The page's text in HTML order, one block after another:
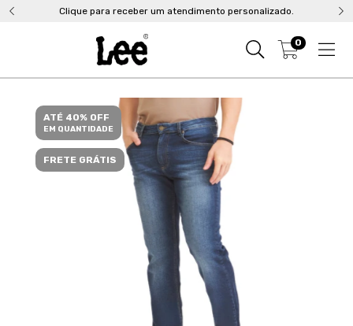
Clique para receber um atendimento personalizado.
0
ATÉ 40% OFF
EM QUANTIDADE
FRETE GRÁTIS